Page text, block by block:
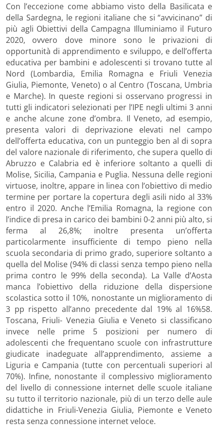
Con l’eccezione come abbiamo visto della Basilicata e
della Sardegna, le regioni italiane che si “avvicinano” di
più agli Obiettivi della Campagna Illuminiamo il Futuro
2020, ovvero dove minore sono le privazioni di
opportunità di apprendimento e sviluppo, e dell’offerta
educativa per bambini e adolescenti si trovano tutte al
Nord (Lombardia, Emilia Romagna e Friuli Venezia
Giulia, Piemonte, Veneto) o al Centro (Toscana, Umbria
e Marche). In queste regioni si osservano progressi in
tutti gli indicatori selezionati per l’IPE negli ultimi 3 anni
e anche alcune zone d’ombra. Il Veneto, ad esempio,
presenta valori di deprivazione elevati nel campo
dell’offerta educativa, con un punteggio ben al di sopra
del valore nazionale di riferimento, che supera quello di
Abruzzo e Calabria ed è inferiore soltanto a quelli di
Molise, Sicilia, Campania e Puglia. Nessuna delle regioni
virtuose, inoltre, appare in linea con l’obiettivo di medio
termine per portare la copertura degli asili nido al 33%
entro il 2020. Anche l’Emilia Romagna, la regione con
l’indice di presa in carico dei bambini 0-2 anni più alto, si
ferma al 26,8%; inoltre presenta un’offerta
particolarmente insufficiente di tempo pieno nella
scuola secondaria di primo grado, superiore soltanto a
quella del Molise (94% di classi senza tempo pieno nella
prima contro le 99% della seconda). La Valle d’Aosta
manca l’obiettivo della riduzione della dispersione
scolastica sotto il 10%, nonostante un miglioramento di
3 pp rispetto all’anno precedente dal 19% al 16%58.
Toscana, Friuli- Venezia Giulia e Veneto si classificano
invece nelle prime 5 posizioni per numero di
adolescenti che frequentano scuole con infrastrutture
giudicate inadeguate all’apprendimento, assieme a
Liguria e Campania (tutte con percentuali superiori al
70%). Infine, nonostante il complessivo miglioramento
del livello di connessione internet delle scuole italiane
su tutto il territorio nazionale, più di un terzo delle aule
didattiche in Friuli-Venezia Giulia, Piemonte e Veneto
resta senza connessione internet veloce.